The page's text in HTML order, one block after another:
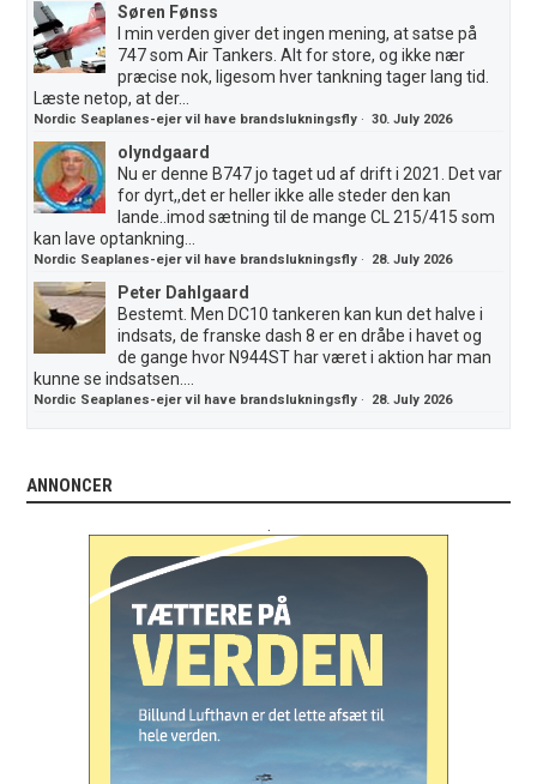
Søren Fønss
I min verden giver det ingen mening, at satse på
747 som Air Tankers. Alt for store, og ikke nær
præcise nok, ligesom hver tankning tager lang tid.
Læste netop, at der...
Nordic Seaplanes-ejer vil have brandslukningsfly ·30. July 2026
olyndgaard
Nu er denne B747 jo taget ud af drift i 2021. Det var
for dyrt,,det er heller ikke alle steder den kan
lande..imod sætning til de mange CL 215/415 som
kan lave optankning...
Nordic Seaplanes-ejer vil have brandslukningsfly · 28. July 2026
Peter Dahlgaard
Bestemt. Men DC10 tankeren kan kun det halve i
indsats, de franske dash 8 er en dråbe i havet og
de gange hvor N944ST har været i aktion har man
kunne se indsatsen....
Nordic Seaplanes-ejer vil have brandslukningsfly · 28. July 2026
ANNONCER